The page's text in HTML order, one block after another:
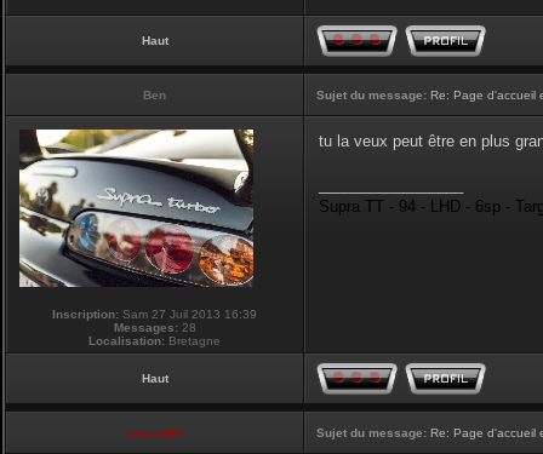
Haut
Ben Sujet du message: Re: Page d'accueil
Inscription: Sam 27 Juil 2013 16:39
Messages: 28
Localisation: Bretagne
tu la veux peut être en plus
Supra TT - 94 - LHD - 6sp -
Haut
vmax330 Sujet du message: Re: Page d'accueil